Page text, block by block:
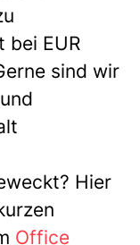
bei EUR
sind wir
Hier
Office